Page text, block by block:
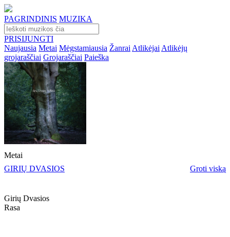
PAGRINDINIS MUZIKA
PRISIJUNGTI
Naujausia Metai Mėgstamiausia Žanrai Atlikėjai Atlikėjų
grojaraščiai Grojaraščiai Paieška
Metai
GIRIŲ DVASIOS
Groti viską
Girių Dvasios
Rasa